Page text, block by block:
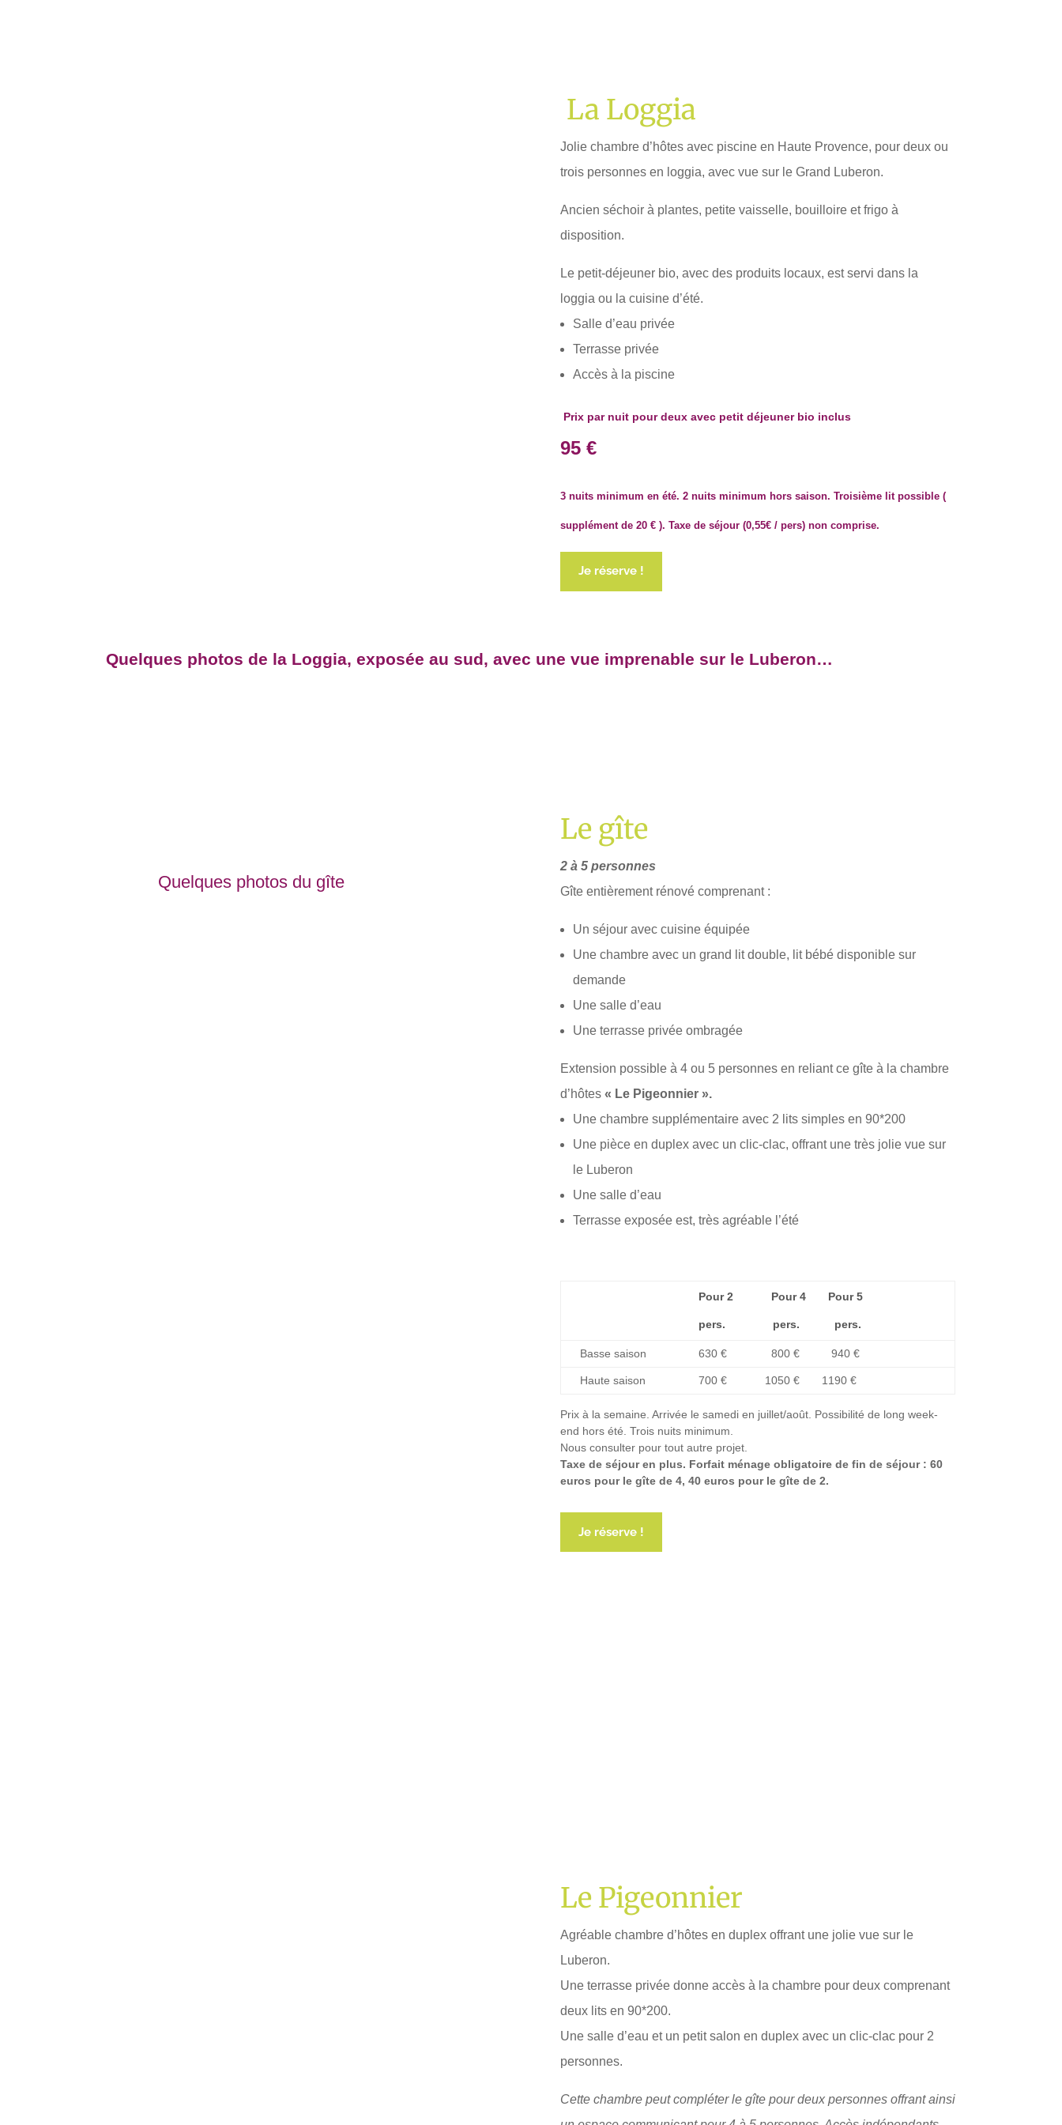
La Loggia
Jolie chambre d’hôtes avec piscine en Haute Provence, pour deux ou
trois personnes en loggia, avec vue sur le Grand Luberon.
Ancien séchoir à plantes, petite vaisselle, bouilloire et frigo à
disposition.
Le petit-déjeuner bio, avec des produits locaux, est servi dans la
loggia ou la cuisine d’été.
Salle d’eau privée
Terrasse privée
Accès à la piscine
Prix par nuit pour deux avec petit déjeuner bio inclus
95 €
3 nuits minimum en été. 2 nuits minimum hors saison. Troisième lit possible (
supplément de 20 € ). Taxe de séjour (0,55€ / pers) non comprise.
Je réserve !
Quelques photos de la Loggia, exposée au sud, avec une vue imprenable sur le Luberon…
Quelques photos du gîte
Le gîte
2 à 5 personnes
Gîte entièrement rénové comprenant :
Un séjour avec cuisine équipée
Une chambre avec un grand lit double, lit bébé disponible sur
demande
Une salle d’eau
Une terrasse privée ombragée
Extension possible à 4 ou 5 personnes en reliant ce gîte à la chambre
d’hôtes « Le Pigeonnier ».
Une chambre supplémentaire avec 2 lits simples en 90*200
Une pièce en duplex avec un clic-clac, offrant une très jolie vue sur
le Luberon
Une salle d’eau
Terrasse exposée est, très agréable l’été
Pour 2 Pour 4 Pour 5
pers. pers. pers.
Basse saison 630 € 800 € 940 €
Haute saison 700 € 1050 € 1190 €
Prix à la semaine. Arrivée le samedi en juillet/août. Possibilité de long week-
end hors été. Trois nuits minimum.
Nous consulter pour tout autre projet.
Taxe de séjour en plus. Forfait ménage obligatoire de fin de séjour : 60
euros pour le gîte de 4, 40 euros pour le gîte de 2.
Je réserve !
Le Pigeonnier
Agréable chambre d’hôtes en duplex offrant une jolie vue sur le
Luberon.
Une terrasse privée donne accès à la chambre pour deux comprenant
deux lits en 90*200.
Une salle d’eau et un petit salon en duplex avec un clic-clac pour 2
personnes.
Cette chambre peut compléter le gîte pour deux personnes offrant ainsi